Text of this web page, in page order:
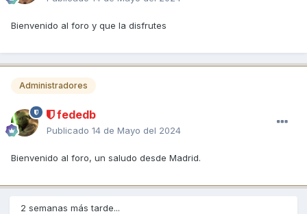
Bienvenido al foro y que la disfrutes
Administradores
fededb
Publicado 14 de Mayo del 2024
Bienvenido al foro, un saludo desde Madrid.
2 semanas más tarde...